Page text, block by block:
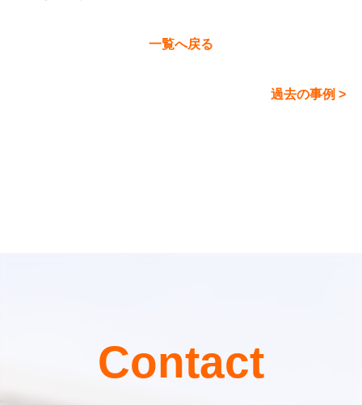
一覧へ戻る
過去の事例 >
Contact